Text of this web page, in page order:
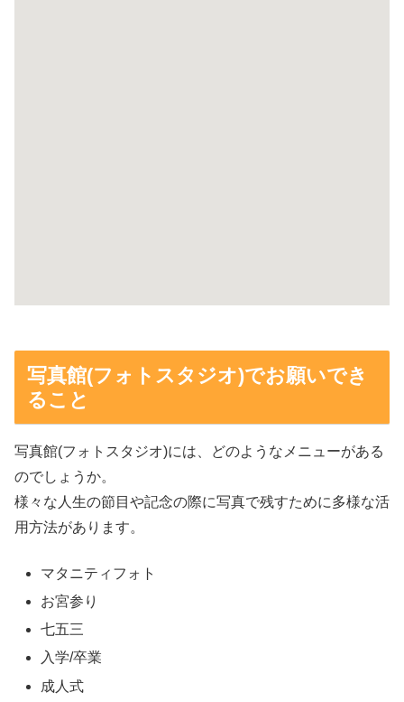
写真館(フォトスタジオ)でお願いでき
ること
写真館(フォトスタジオ)には、どのようなメニューがある
のでしょうか。
様々な人生の節目や記念の際に写真で残すために多様な活
用方法があります。
マタニティフォト
お宮参り
七五三
入学/卒業
成人式